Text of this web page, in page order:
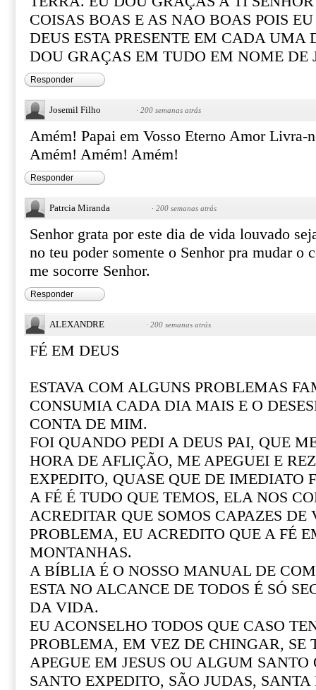
COISAS BOAS E AS NAO BOAS POIS
DEUS ESTA PRESENTE EM CADA UMA
DOU GRAÇAS EM TUDO EM NOME DE
Responder
Josemil Filho · 200 semanas atrás
Amém! Papai em Vosso Eterno Amor Livra-
Amém! Amém! Amém!
Responder
Patrcia Miranda · 200 semanas atrás
Senhor grata por este dia de vida louvado
no teu poder somente o Senhor pra mudar o
me socorre Senhor.
Responder
ALEXANDRE · 200 semanas atrás
FÉ EM DEUS
ESTAVA COM ALGUNS PROBLEMAS
CONSUMIA CADA DIA MAIS E O
CONTA DE MIM.
FOI QUANDO PEDI A DEUS PAI, QUE
HORA DE AFLIÇÃO, ME APEGUEI E
EXPEDITO, QUASE QUE DE IMEDIATO
A FÉ É TUDO QUE TEMOS, ELA NOS
ACREDITAR QUE SOMOS CAPAZES DE
PROBLEMA, EU ACREDITO QUE A FÉ
MONTANHAS.
A BÍBLIA É O NOSSO MANUAL DE
ESTA NO ALCANCE DE TODOS É SÓ
DA VIDA.
EU ACONSELHO TODOS QUE CASO
PROBLEMA, EM VEZ DE CHINGAR, SE
APEGUE EM JESUS OU ALGUM SANTO
SANTO EXPEDITO, SÃO JUDAS, SANTA